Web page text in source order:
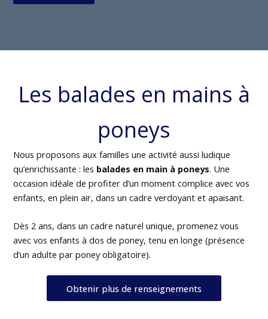
Les balades en mains à
poneys
Nous proposons aux familles une activité aussi ludique
qu’enrichissante : les balades en main à poneys. Une
occasion idéale de profiter d’un moment complice avec vos
enfants, en plein air, dans un cadre verdoyant et apaisant.
Dès 2 ans, dans un cadre naturel unique, promenez vous
avec vos enfants à dos de poney, tenu en longe (présence
d’un adulte par poney obligatoire).
Obtenir plus de renseignements